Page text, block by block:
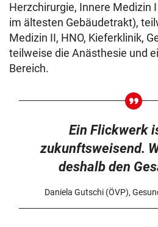
Herzchirurgie, Innere Medizin
im ältesten Gebäudetrakt),
Medizin II, HNO, Kieferklinik,
teilweise die Anästhesie und
Bereich.
Ein Flickwerk
zukunftsweisend.
deshalb den
Daniela Gutschi (ÖVP),